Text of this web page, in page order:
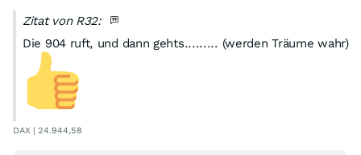
Zitat von R32:
Die 904 ruft, und dann gehts......... (werden Träume wahr)
DAX | 24.944,58